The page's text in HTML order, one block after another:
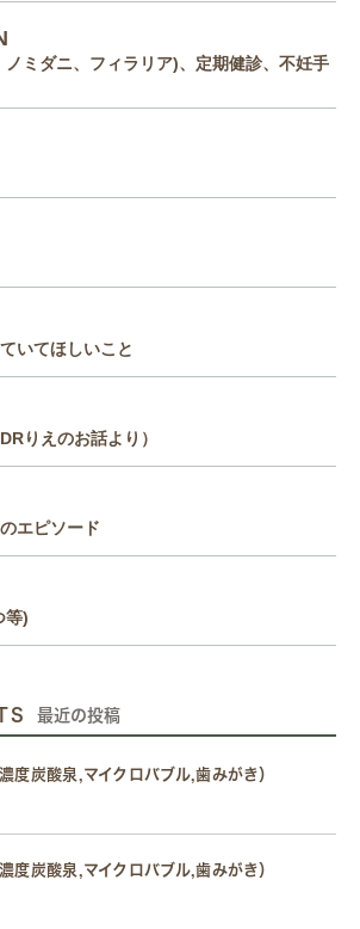
ミダニ、フィラリア)、定期健診、不妊手
いてほしいこと
りえのお話より）
エピソード
等)
最近の投稿
度炭酸泉,マイクロバブル,歯みがき）
度炭酸泉,マイクロバブル,歯みがき）